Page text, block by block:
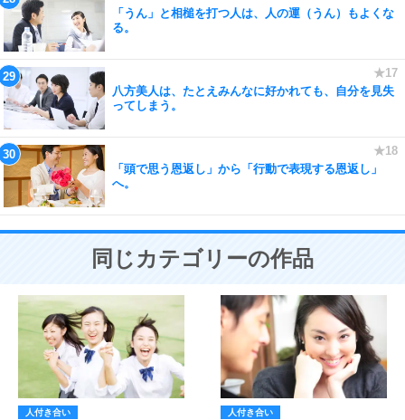
「うん」と相槌を打つ人は、人の運（うん）もよくな
る。
八方美人は、たとえみんなに好かれても、自分を見失
ってしまう。
「頭で思う恩返し」から「行動で表現する恩返し」
へ。
同じカテゴリーの作品
人付き合い 人付き合い